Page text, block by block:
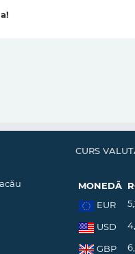
CURS
MONEDĂ
EUR
USD
GBP